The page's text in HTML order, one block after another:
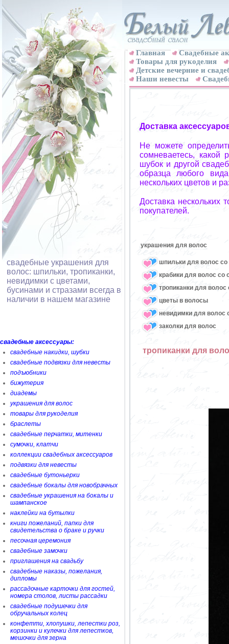
свадебные украшения для
волос: шпильки, тропиканки,
невидимки с цветами,
бусинами и стразами всегда в
наличии в нашем магазине
свадебные аксессуары:
свадебные накидки, шубки
свадебные подвязки для невесты
подъюбники
бижутерия
диадемы
украшения для волос
товары для рукоделия
браслеты
свадебные перчатки, митенки
сумочки, клатчи
коллекции свадебных аксессуаров
подвязки для невесты
свадебные бутоньерки
свадебные бокалы для новобрачных
свадебные украшения на бокалы и
шампанское
наклейки на бутылки
книги пожеланий, папки для
свидетельства о браке и ручки
песочная церемония
свадебные замочки
приглашения на свадьбу
свадебные наказы, пожелания,
дипломы
рассадочные карточки для гостей,
номера столов, листы рассадки
свадебные подушечки для
обручальных колец
конфетти, хлопушки, лепестки роз,
корзинки и кулечки для лепестков,
мешочки для зерна
Главная
Свадебные
Товары для рукоделия
Детские вечерние и
Наши невесты
Доставка
Не можете
сомневаетесь, какой
шубок и другой
образца любого
нескольких цветов и
Доставка нескольких
покупателей.
украшения для волос
шпильки для волос со
крабики для волос со
тропиканки для
цветы в волосы
невидимки для волос
заколки для волос
тропиканки для